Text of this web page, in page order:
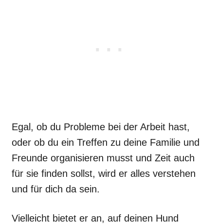
Egal, ob du Probleme bei der Arbeit hast,
oder ob du ein Treffen zu deine Familie und
Freunde organisieren musst und Zeit auch
für sie finden sollst, wird er alles verstehen
und für dich da sein.
Vielleicht bietet er an, auf deinen Hund